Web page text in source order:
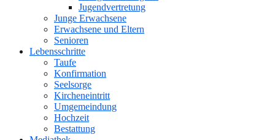
Jugendvertretung
Junge Erwachsene
Erwachsene und Eltern
Senioren
Lebensschritte
Taufe
Konfirmation
Seelsorge
Kircheneintritt
Umgemeindung
Hochzeit
Bestattung